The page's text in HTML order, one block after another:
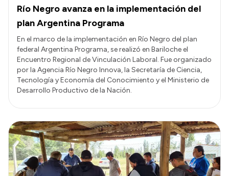
Consulta de pago a proveedores
Convocatorias
Intranet
Login
Río Negro avanza en la implementación del
plan Argentina Programa
En el marco de la implementación en Río Negro del plan
federal Argentina Programa, se realizó en Bariloche el
Encuentro Regional de Vinculación Laboral. Fue organizado
por la Agencia Río Negro Innova, la Secretaría de Ciencia,
Tecnología y Economía del Conocimiento y el Ministerio de
Desarrollo Productivo de la Nación.